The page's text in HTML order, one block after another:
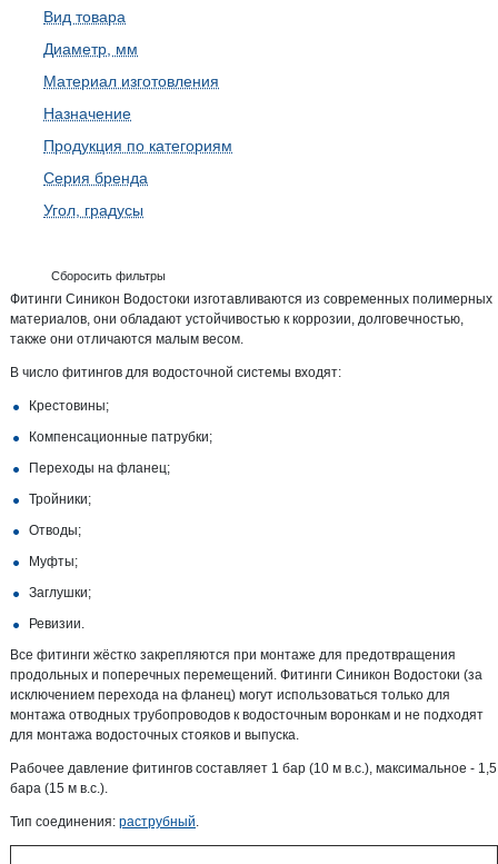
Вид товара
Диаметр, мм
Материал изготовления
Назначение
Продукция по категориям
Серия бренда
Угол, градусы
Сборосить фильтры
Фитинги Синикон Водостоки изготавливаются из современных полимерных
материалов, они обладают устойчивостью к коррозии, долговечностью,
также они отличаются малым весом.
В число фитингов для водосточной системы входят:
Крестовины;
Компенсационные патрубки;
Переходы на фланец;
Тройники;
Отводы;
Муфты;
Заглушки;
Ревизии.
Все фитинги жёстко закрепляются при монтаже для предотвращения
продольных и поперечных перемещений. Фитинги Синикон Водостоки (за
исключением перехода на фланец) могут использоваться только для
монтажа отводных трубопроводов к водосточным воронкам и не подходят
для монтажа водосточных стояков и выпуска.
Рабочее давление фитингов составляет 1 бар (10 м в.с.), максимальное - 1,5
бара (15 м в.с.).
Тип соединения: раструбный.